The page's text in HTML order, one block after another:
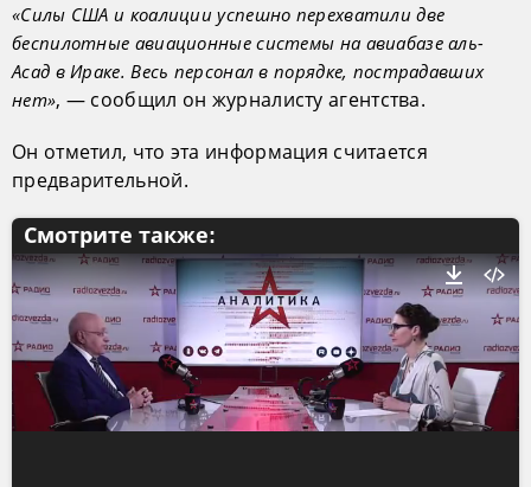
«Силы США и коалиции успешно перехватили две
беспилотные авиационные системы на авиабазе аль-
Асад в Ираке. Весь персонал в порядке, пострадавших
нет», — сообщил он журналисту агентства.
Он отметил, что эта информация считается
предварительной.
Смотрите также: